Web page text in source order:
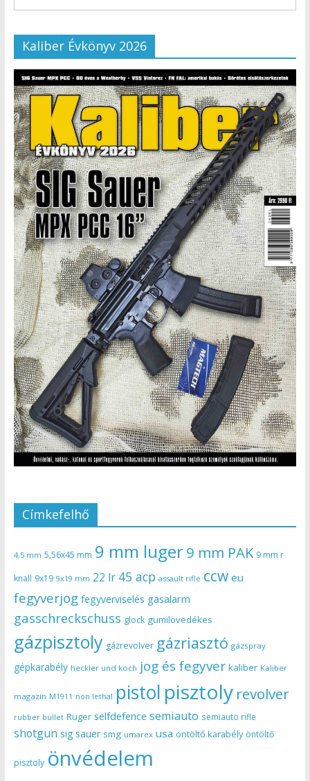
Kaliber Évkönyv 2026
Címkefelhő
4,5 mm 5,56x45 mm 9 mm luger9 mm PAK 9 mm r
knall 9x19 9x19 mm 22 lr 45 acp assault rifle ccw eu
fegyverjog fegyverviselés gasalarm
gasschreckschuss glock gumilövedékes
gázpisztoly gázrevolver gázriasztó gázspray
gépkarabély heckler und koch jog és fegyver kaliber Kaliber
magazin M1911 non lethal pistol pisztoly revolver
rubber bullet Ruger selfdefence semiauto semiauto rifle
shotgun sig sauer smg umarex usa öntöltő karabély öntöltő
pisztoly önvédelem